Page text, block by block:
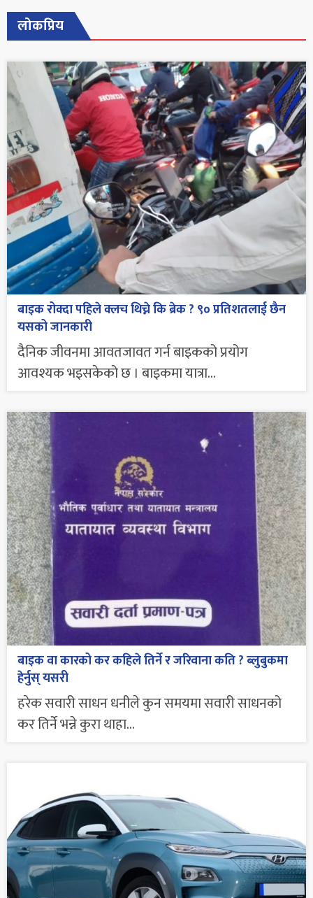
लोकप्रिय
बाइक रोक्दा पहिले क्लच थिच्ने कि ब्रेक ? ९० प्रतिशतलाई छैन
यसको जानकारी
दैनिक जीवनमा आवतजावत गर्न बाइकको प्रयोग
आवश्यक भइसकेको छ । बाइकमा यात्रा...
बाइक वा कारको कर कहिले तिर्ने र जरिवाना कति ? ब्लुबुकमा
हेर्नुस् यसरी
हरेक सवारी साधन धनीले कुन समयमा सवारी साधनको
कर तिर्ने भन्ने कुरा थाहा...